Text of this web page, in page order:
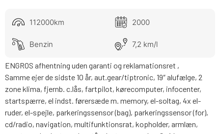
112000km 2000
Benzin 7,2 km/l
ENGROS afhentning uden garanti og reklamationsret ,
Samme ejer de sidste 10 år, aut.gear/tiptronic, 19″ alufælge, 2
zone klima, fjernb. c.lås, fartpilot, kørecomputer, infocenter,
startspærre, el indst. førersæde m. memory, el-soltag, 4x el-
ruder, el-spejle, parkeringssensor (bag), parkeringssensor (for),
cd/radio, navigation, multifunktionsrat, kopholder, armlæn,